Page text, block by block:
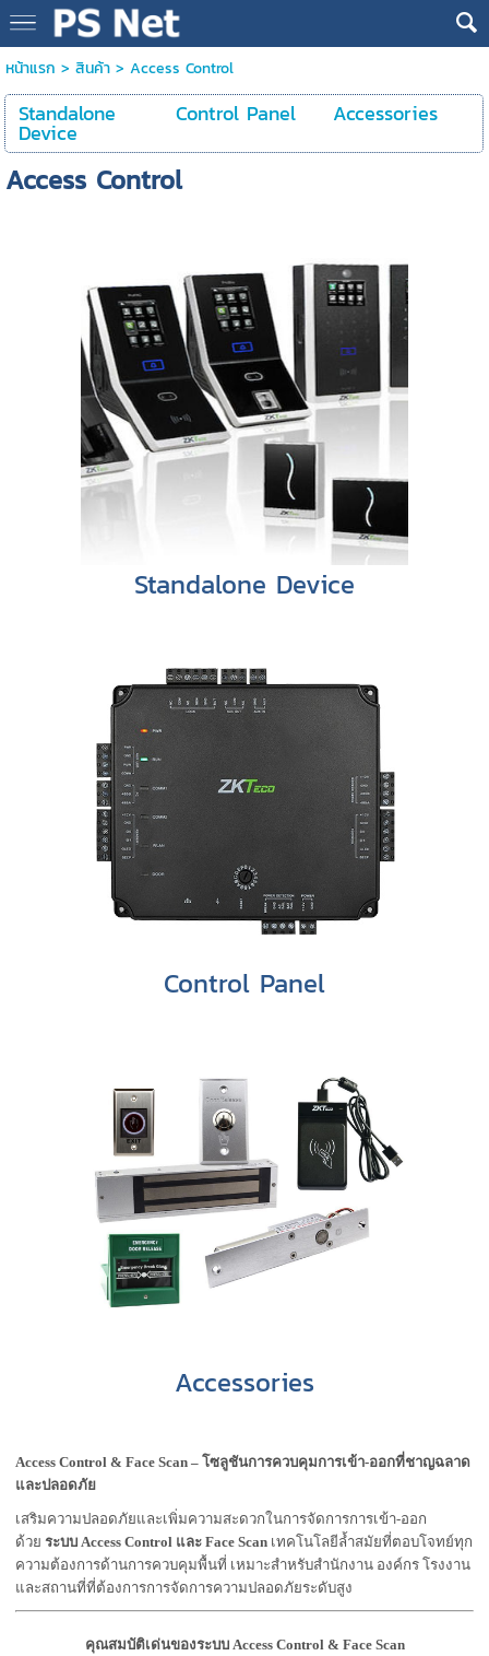
หน้าแรก > สินค้า> Access Control
Standalone
Device
Control Panel Accessories
Access Control
Standalone Device
Control Panel
Accessories
Access Control & Face Scan – โซลูชันการควบคุมการเข้า-ออกที่ชาญฉลาด
และปลอดภัย
เสริมความปลอดภัยและเพิ่มความสะดวกในการจัดการการเข้า-ออก
ด้วยระบบ Access Control และ Face Scan เทคโนโลยีล้ำสมัยที่ตอบโจทย์ทุก
ความต้องการด้านการควบคุมพื้นที่ เหมาะสำหรับสำนักงาน องค์กร โรงงาน
และสถานที่ที่ต้องการการจัดการความปลอดภัยระดับสูง
คุณสมบัติเด่นของระบบ Access Control & Face Scan